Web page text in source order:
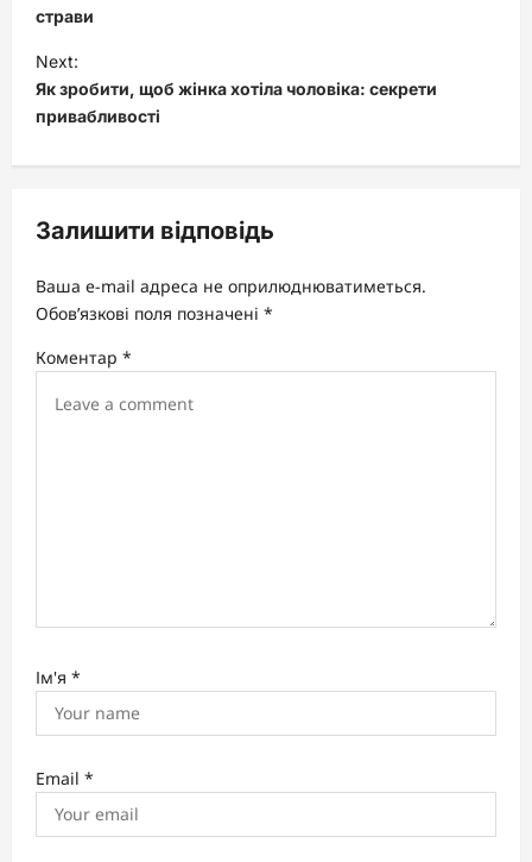
s
t
n
a
v
g
a
t
i
страви
Next:
Як зробити, щоб жінка хотіла чоловіка: секрети
привабливості
Залишити відповідь
Ваша e-mail адреса не оприлюднюватиметься.
Обов’язкові поля позначені *
Коментар *
Ім'я *
Email *